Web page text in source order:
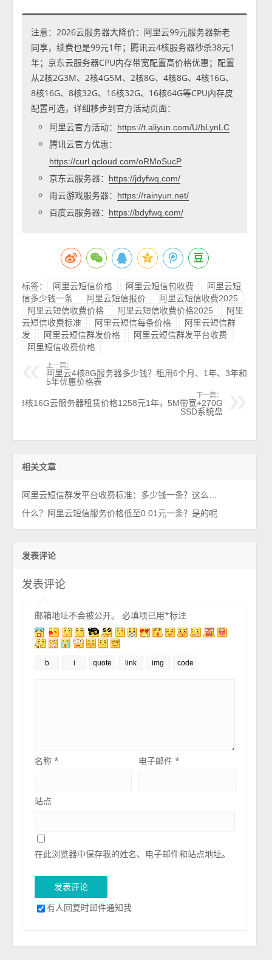
注意：2026云服务器大降价：阿里云99元服务器新老
同享，续费也是99元1年；腾讯云4核服务器秒杀38元1
年；京东云服务器CPU内存带宽配置高价格优惠；配置
从2核2G3M、2核4G5M、2核8G、4核8G、4核16G、
8核16G、8核32G、16核32G、16核64G等CPU内存皮
配置可选，详细移步到官方活动页面：
阿里云官方活动：
https://t.aliyun.com/U/bLynLC
腾讯云官方优惠：
https://curl.qcloud.com/oRMoSucP
京东云服务器： https://jdyfwq.com/
雨云游戏服务器： https://rainyun.net/
百度云服务器： https://bdyfwq.com/
标签： 阿里云短信价格 阿里云短信包收费
阿里云短
信多少钱一条
阿里云短信报价
阿里云短信收费2025
阿里云短信收费价格
阿里云短信收费价格2025
阿里
云短信收费标准
阿里云短信每条价格
阿里云短信群
发
阿里云短信群发价格
阿里云短信群发平台收费
阿里短信收费价格
上一篇：
阿里云4核8G服务器多少钱？租用6个月、1年、3年和
5年优惠价格表
下一篇：
8核16G云服务器租赁价格1258元1年，5M带宽+270G
SSD系统盘
相关文章
什么？阿里云短信服务价格低至0.01元一条？是的呢
发表评论
发表评论
邮箱地址不会被公开。 必填项已用*标注
名称* 电子邮件*
站点
在此浏览器中保存我的姓名、电子邮件和站点地址。
有人回复时邮件通知我